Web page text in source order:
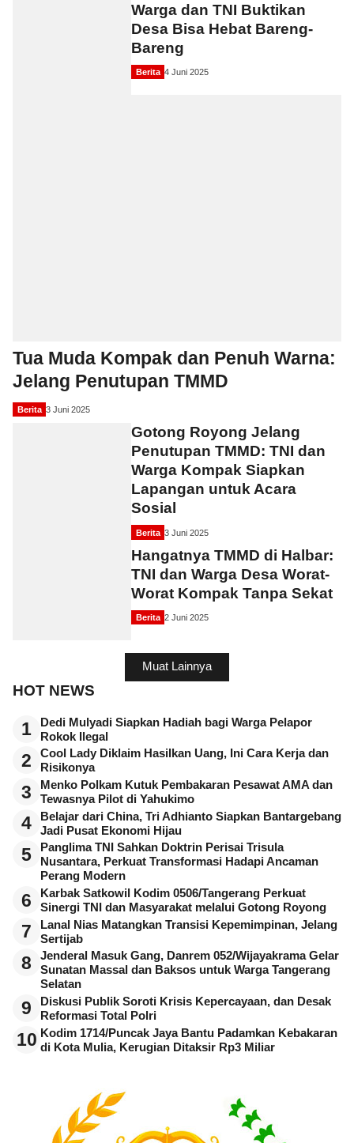
Warga dan TNI Buktikan
Desa Bisa Hebat Bareng-
Bareng
Berita 4 Juni 2025
Tua Muda Kompak dan Penuh Warna:
Jelang Penutupan TMMD
Berita 3 Juni 2025
Gotong Royong Jelang
Penutupan TMMD: TNI dan
Warga Kompak Siapkan
Lapangan untuk Acara
Sosial
Berita 3 Juni 2025
Hangatnya TMMD di Halbar:
TNI dan Warga Desa Worat-
Worat Kompak Tanpa Sekat
Berita 2 Juni 2025
Muat Lainnya
HOT NEWS
1
Dedi Mulyadi Siapkan Hadiah bagi Warga Pelapor
Rokok Ilegal
2
Cool Lady Diklaim Hasilkan Uang, Ini Cara Kerja dan
Risikonya
3
Menko Polkam Kutuk Pembakaran Pesawat AMA dan
Tewasnya Pilot di Yahukimo
4
Belajar dari China, Tri Adhianto Siapkan Bantargebang
Jadi Pusat Ekonomi Hijau
5
Panglima TNI Sahkan Doktrin Perisai Trisula
Nusantara, Perkuat Transformasi Hadapi Ancaman
Perang Modern
6
Karbak Satkowil Kodim 0506/Tangerang Perkuat
Sinergi TNI dan Masyarakat melalui Gotong Royong
7
Lanal Nias Matangkan Transisi Kepemimpinan, Jelang
Sertijab
8
Jenderal Masuk Gang, Danrem 052/Wijayakrama Gelar
Sunatan Massal dan Baksos untuk Warga Tangerang
Selatan
9
Diskusi Publik Soroti Krisis Kepercayaan, dan Desak
Reformasi Total Polri
10 Kodim 1714/Puncak Jaya Bantu Padamkan Kebakaran
di Kota Mulia, Kerugian Ditaksir Rp3 Miliar